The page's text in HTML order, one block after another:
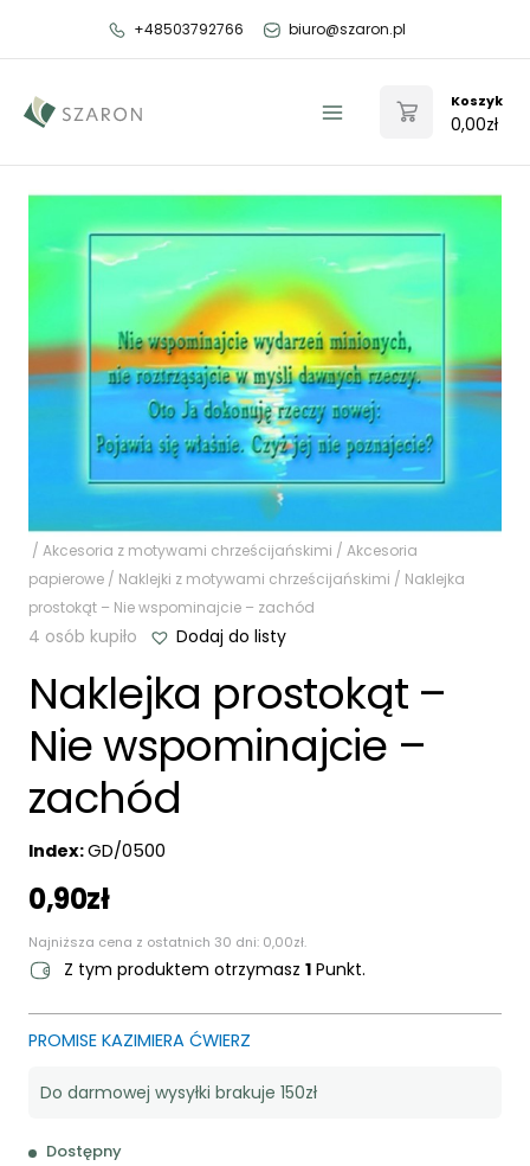
+48503792766 biuro@szaron.pl
Menu
Koszyk
0,00zł
/ Akcesoria z motywami chrześcijańskimi / Akcesoria
papierowe / Naklejki z motywami chrześcijańskimi / Naklejka
prostokąt – Nie wspominajcie – zachód
4 osób kupiło Dodaj do listy
Naklejka prostokąt –
Nie wspominajcie –
zachód
Index:GD/0500
0,90zł
Najniższa cena z ostatnich 30 dni: 0,00zł.
Z tym produktem otrzymasz 1 Punkt.
PROMISE KAZIMIERA ĆWIERZ
Do darmowej wysyłki brakuje 150zł
Dostępny